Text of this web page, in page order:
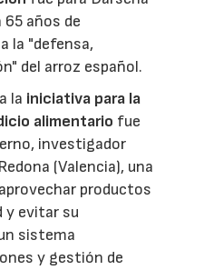
años de
la "defensa,
del arroz español.
la iniciativa para la
alimentario fue
investigador
(Valencia), una
productos
y evitar su
sistema
y gestión de